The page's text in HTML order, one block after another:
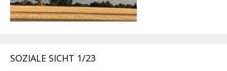
SOZIALE SICHT 1/23